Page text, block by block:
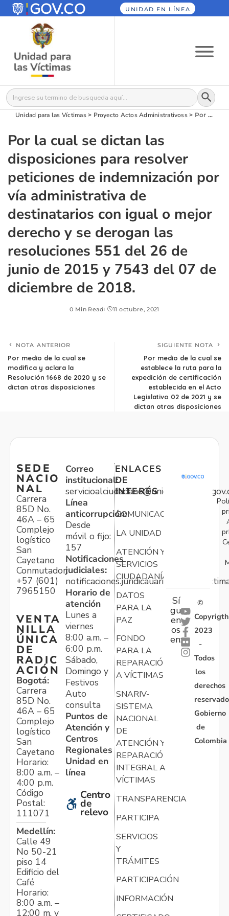
UNIDAD EN LÍNEA
Buscar: Botón
Unidad para las Víctimas> Proyecto Actos Administrativos​​​s> Por la cual se dictan las disposiciones para resolver peticiones de indemnización por vía administrativa de destinatarios con igual o mejor derecho y se derogan las resoluciones 551 del 26 de junio de 2015 y 7543 del 07 de diciembre de 2018.
Por la cual se dictan las
disposiciones para resolver
peticiones de indemnización por
vía administrativa de
destinatarios con igual o mejor
derecho y se derogan las
resoluciones 551 del 26 de
junio de 2015 y 7543 del 07 de
diciembre de 2018.
0 Min Read 11 octubre, 2021
NOTA ANTERIOR
Por medio de la cual se
modifica y aclara la
Resolución 1668 de 2020 y se
dictan otras disposiciones
SIGUIENTE NOTA
Por medio de la cual se
establece la ruta para la
expedición de certificación
establecida en el Acto
Legislativo 02 de 2021 y se
dictan otras disposiciones
SEDE
NACIO
NAL
Carrera
85D No.
46A – 65
Complejo
logístico
San
Cayetano
Conmutador:
+57 (601)
7965150
VENTA
NILLA
ÚNICA
DE
RADIC
ACIÓN
Bogotá:
Carrera
85D No.
46A – 65
Complejo
logístico
San
Cayetano
Horario:
8:00 a.m. –
4:00 p.m.
Código
Postal:
111071
Medellín:
Calle 49
No 50-21
piso 14
Edificio del
Café
Horario:
8:00 a.m. –
12:00 m. y
Correo
institucional:
Línea
anticorrupción:
Desde
móvil o fijo:
157
Notificaciones
judiciales:
Horario de
atención
Lunes a
viernes
8:00 a.m. –
6:00 p.m.
Sábado,
Domingo y
Festivos
Auto
consulta
Puntos de
Atención y
Centros
Regionales
Unidad en
línea
Centro
de
relevo
ENLACES
DE
INTERÉS
COMUNICACIONES
LA UNIDAD
ATENCIÓN Y
SERVICIOS
CIUDADANÍA
DATOS
PARA LA
PAZ
FONDO
PARA LA
REPARACIÓN
A VÍCTIMAS
SNARIV-
SISTEMA
NACIONAL
DE
ATENCIÓN Y
REPARACIÓN
INTEGRAL A
VÍCTIMAS
TRANSPARENCIA
PARTICIPA
SERVICIOS
Y
TRÁMITES
PARTICIPACIÓN
INFORMACIÓN
Sí
gu
en
os
en:
©
Copyrigth
2023
-
Todos
los
derechos
Gobierno
de
Colombia